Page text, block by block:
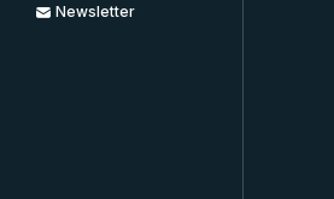
Newsletter